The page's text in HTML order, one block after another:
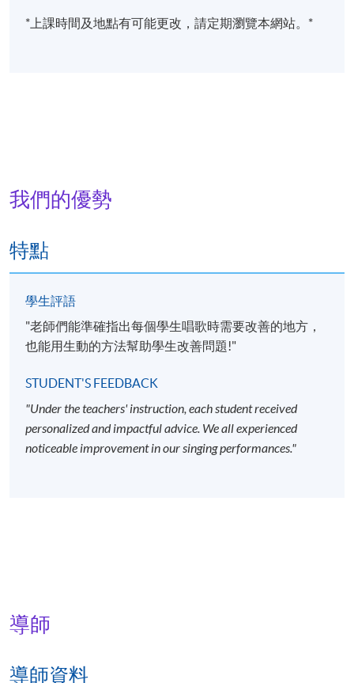
才《卡門》中的唐荷西、古諾《羅密歐與朱麗葉》中
詳情
歌唱技巧、獨唱、合唱、歌曲風格演繹、台風等；
聲樂知識、正確呼吸方法、共鳴的概念、口腔動
作、聲區與換聲點、護聲方法、發聲常見之毛病及
學員必須於下列評核方法中成績合格，方可獲經學院
報名代碼
*上課時間及地點有可能更改，請定期瀏覽本網站。*
我們的優勢
特點
學生評語
"老師們能準確指出每個學生唱歌時需要改善的地方，
也能用生動的方法幫助學生改善問題!"
STUDENT'S FEEDBACK
"Under the teachers' instruction, each student received
personalized and impactful advice. We all experienced
noticeable improvement in our singing performances."
導師
導師資料